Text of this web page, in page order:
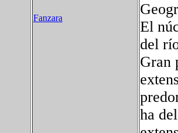
Fanzara
El
del
Gran
ha